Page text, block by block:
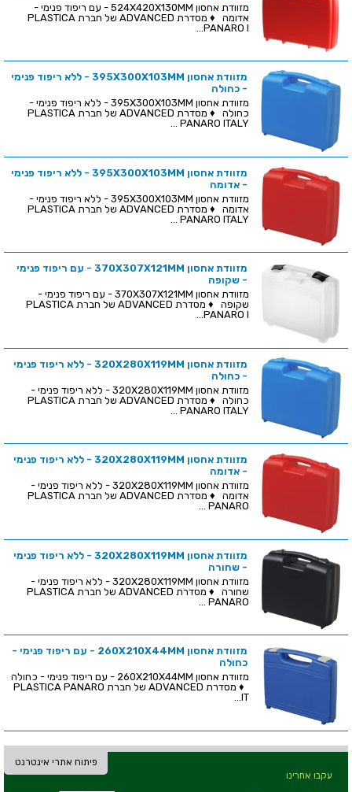
מזוודת אחסון 524X420X130MM - עם ריפוד פנימי -
אדומה ♦ מסדרת ADVANCED של חברת PLASTICA
PANARO I...
מזוודת אחסון 395X300X103MM - ללא ריפוד פנימי
- כחולה
מזוודת אחסון 395X300X103MM - ללא ריפוד פנימי -
כחולה ♦ מסדרת ADVANCED של חברת PLASTICA
PANARO ITALY ...
מזוודת אחסון 395X300X103MM - ללא ריפוד פנימי
- אדומה
מזוודת אחסון 395X300X103MM - ללא ריפוד פנימי -
אדומה ♦ מסדרת ADVANCED של חברת PLASTICA
PANARO ITALY ...
מזוודת אחסון 370X307X121MM - עם ריפוד פנימי
- שקופה
מזוודת אחסון 370X307X121MM - עם ריפוד פנימי -
שקופה ♦ מסדרת ADVANCED של חברת PLASTICA
PANARO I...
מזוודת אחסון 320X280X119MM - ללא ריפוד פנימי
- כחולה
מזוודת אחסון 320X280X119MM - ללא ריפוד פנימי -
כחולה ♦ מסדרת ADVANCED של חברת PLASTICA
PANARO ITALY ...
מזוודת אחסון 320X280X119MM - ללא ריפוד פנימי
- אדומה
מזוודת אחסון 320X280X119MM - ללא ריפוד פנימי -
אדומה ♦ מסדרת ADVANCED של חברת PLASTICA
PANARO ...
מזוודת אחסון 320X280X119MM - ללא ריפוד פנימי
- שחורה
מזוודת אחסון 320X280X119MM - ללא ריפוד פנימי -
שחורה ♦ מסדרת ADVANCED של חברת PLASTICA
PANARO ...
מזוודת אחסון 260X210X44MM - עם ריפוד פנימי -
כחולה
מזוודת אחסון 260X210X44MM - עם ריפוד פנימי - כחולה
♦ מסדרת ADVANCED של חברת PLASTICA PANARO
IT...
פיתוח אתרי אינטרנט
עקבו אחרינו